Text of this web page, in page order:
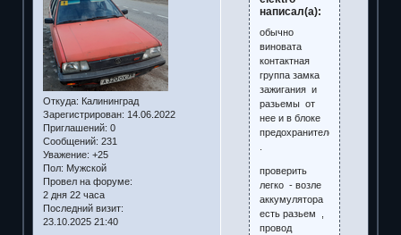
Откуда: Калининград
Зарегистрирован: 14.06.2022
Приглашений: 0
Сообщений: 231
Уважение: +25
Пол: Мужской
Провел на форуме:
2 дня 22 часа
Последний визит:
23.10.2025 21:40
написал(а):
обычно
виновата
контактная
группа замка
зажигания и
разьемы от
нее и в блоке
предохранителей
проверить
легко - возле
аккумулятора
есть разьем ,
провод